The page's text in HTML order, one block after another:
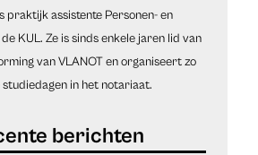
praktijk assistente Personen- en
KUL. Ze is sinds enkele jaren lid van
van VLANOT en organiseert zo
studiedagen in het notariaat.